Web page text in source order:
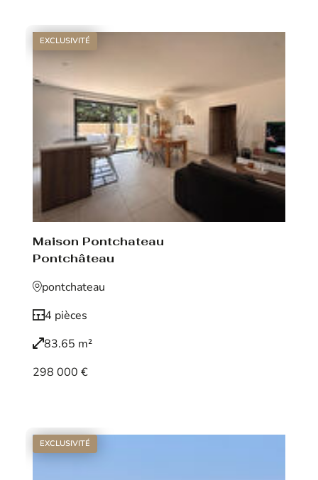
EXCLUSIVITÉ
Maison Pontchateau
Pontchâteau
pontchateau
4 pièces
83.65 m²
298 000 €
EXCLUSIVITÉ